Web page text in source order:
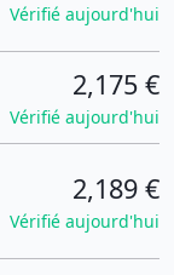
Vérifié aujourd'hui
2,175 €
Vérifié aujourd'hui
2,189 €
Vérifié aujourd'hui